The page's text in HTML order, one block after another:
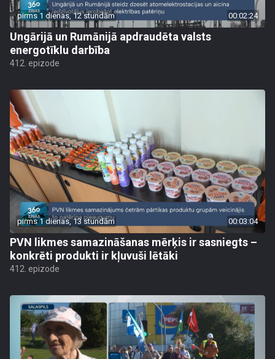
pirms 1 dienas, 12 stundām 00:02:24
Ungārijā un Rumānijā apdraudēta valsts
energotīklu darbība
412. epizode
pirms 1 dienas, 13 stundām 00:03:04
PVN likmes samazināšanas mērķis ir sasniegts –
konkrēti produkti ir kļuvuši lētāki
412. epizode